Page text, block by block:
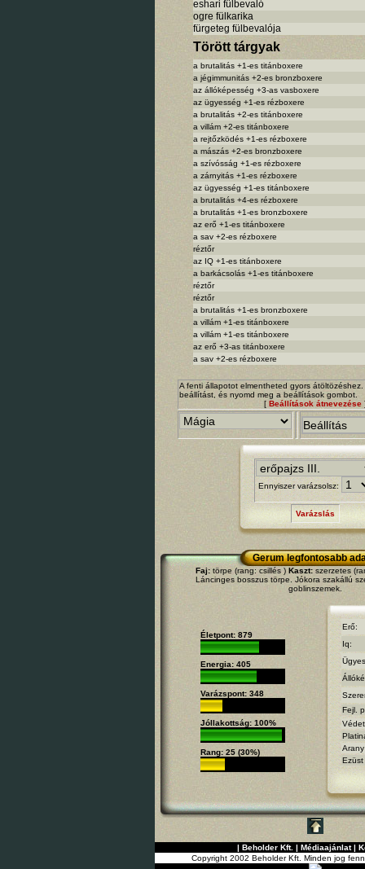
eshari fülbevaló
ogre fülkarika
fürgeteg fülbevalója
Törött tárgyak
a brutalitás +1-es titánboxere
a jégimmunitás +2-es bronzboxere
az állóképesség +3-as vasboxere
az ügyesség +1-es rézboxere
a brutalitás +2-es titánboxere
a villám +2-es titánboxere
a rejtőzködés +1-es rézboxere
a mászás +2-es bronzboxere
a szívósság +1-es rézboxere
a zárnyitás +1-es rézboxere
az ügyesség +1-es titánboxere
a brutalitás +4-es rézboxere
a brutalitás +1-es bronzboxere
az erő +1-es titánboxere
a sav +2-es rézboxere
réztőr
az IQ +1-es titánboxere
a barkácsolás +1-es titánboxere
réztőr
réztőr
a brutalitás +1-es bronzboxere
a villám +1-es titánboxere
a villám +1-es titánboxere
az erő +3-as titánboxere
a sav +2-es rézboxere
A fenti állapotot elmentheted gyors
beállítást, és nyomd meg a beállítások gombot.
[ Beállítások átnevezése
Ennyiszer varázsolsz:
Varázslás
Gerum legfontosabb
Faj: törpe (rang: csillés ) Kaszt: szerzetes
Láncinges bosszus törpe. Jókora szakállú
goblinszemek.
Életpont: 879
Energia: 405
Varázspont: 348
Jóllakottság: 100%
Rang: 25 (30%)
Erő:
Iq:
Fejl.
Arany
Ezüst
| Beholder Kft. | Médiaajánlat|
Copyright 2002 Beholder Kft. Minden jog